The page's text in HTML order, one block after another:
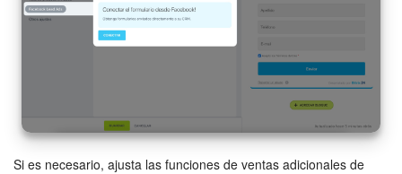
Si es necesario, ajusta las funciones de ventas adicionales de